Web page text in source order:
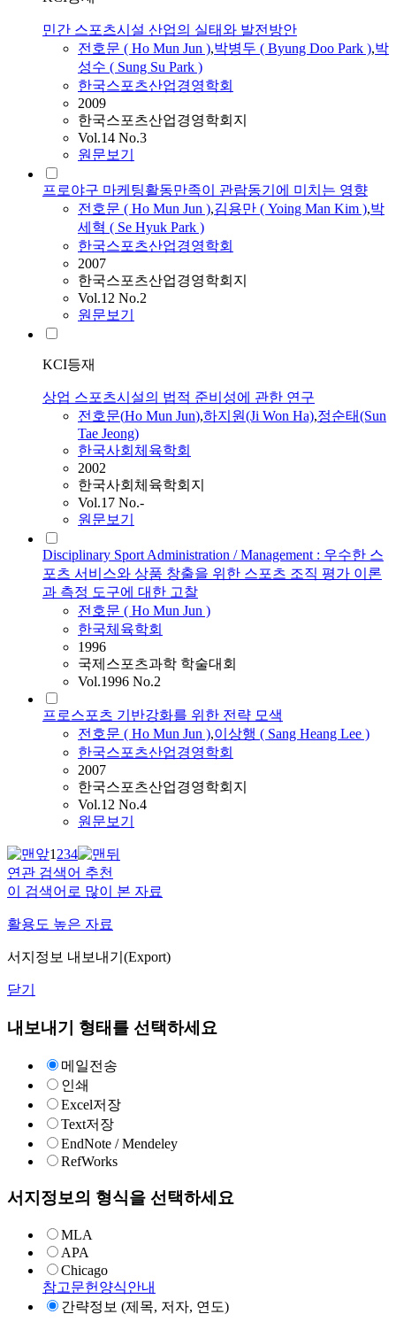
민간 스포츠시설 산업의 실태와 발전방안
전호문 ( Ho Mun Jun ),박병두 ( Byung Doo Park ),박
성수 ( Sung Su Park )
한국스포츠산업경영학회
2009
한국스포츠산업경영학회지
Vol.14 No.3
원문보기
프로야구 마케팅활동만족이 관람동기에 미치는 영향
전호문 ( Ho Mun Jun ),김용만 ( Yoing Man Kim ),박
세혁 ( Se Hyuk Park )
한국스포츠산업경영학회
2007
한국스포츠산업경영학회지
Vol.12 No.2
원문보기
KCI등재
상업 스포츠시설의 법적 준비성에 관한 연구
전호문(Ho Mun Jun),하지원(Ji Won Ha),정순태(Sun
Tae Jeong)
한국사회체육학회
2002
한국사회체육학회지
Vol.17 No.-
원문보기
Disciplinary Sport Administration / Management : 우수한 스
포츠 서비스와 상품 창출을 위한 스포츠 조직 평가 이론
과 측정 도구에 대한 고찰
전호문 ( Ho Mun Jun )
한국체육학회
1996
국제스포츠과학 학술대회
Vol.1996 No.2
프로스포츠 기반강화를 위한 전략 모색
전호문 ( Ho Mun Jun ),이상행 ( Sang Heang Lee )
한국스포츠산업경영학회
2007
한국스포츠산업경영학회지
Vol.12 No.4
원문보기
1234
연관 검색어 추천
이 검색어로 많이 본 자료
활용도 높은 자료
서지정보 내보내기(Export)
닫기
내보내기 형태를 선택하세요
메일전송
인쇄
Excel저장
Text저장
EndNote / Mendeley
RefWorks
서지정보의 형식을 선택하세요
MLA
APA
Chicago
참고문헌양식안내
간략정보 (제목, 저자, 연도)